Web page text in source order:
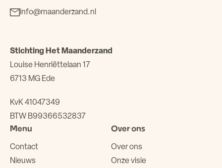
info@maanderzand.nl
Stichting Het Maanderzand
Louise Henriëttelaan 17
6713 MG Ede
KvK 41047349
BTW B99366532837
Menu
Contact
Nieuws
Over ons
Over ons
Onze visie